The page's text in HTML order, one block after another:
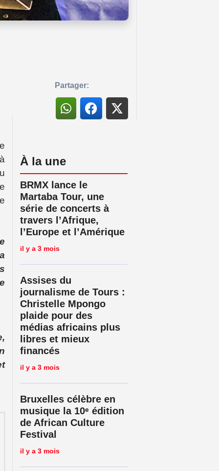
Partager:
À la une
BRMX lance le
Martaba Tour, une
série de concerts à
travers l’Afrique,
l’Europe et l’Amérique
il y a 3 mois
Assises du
journalisme de Tours :
Christelle Mpongo
plaide pour des
médias africains plus
libres et mieux
financés
il y a 3 mois
Bruxelles célèbre en
musique la 10ᵉ édition
de African Culture
Festival
il y a 3 mois